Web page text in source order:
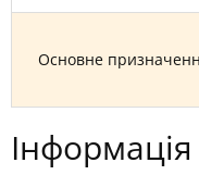
Основне